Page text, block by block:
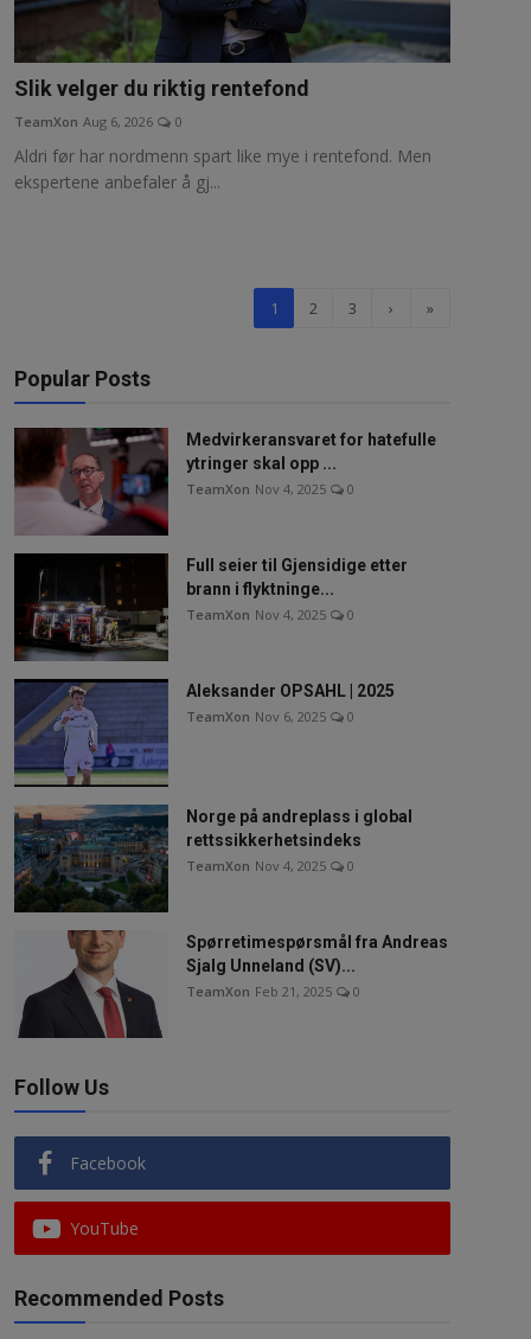
Slik velger du riktig rentefond
TeamXon Aug 6, 2026 0
Aldri før har nordmenn spart like mye i rentefond. Men
ekspertene anbefaler å gj...
1 2 3 › »
Popular Posts
Medvirkeransvaret for hatefulle
ytringer skal opp ...
TeamXon Nov 4, 2025 0
Full seier til Gjensidige etter
brann i flyktninge...
TeamXon Nov 4, 2025 0
Aleksander OPSAHL | 2025
TeamXon Nov 6, 2025 0
Norge på andreplass i global
rettssikkerhetsindeks
TeamXon Nov 4, 2025 0
Spørretimespørsmål fra Andreas
Sjalg Unneland (SV)...
TeamXon Feb 21, 2025 0
Follow Us
Facebook
YouTube
Recommended Posts